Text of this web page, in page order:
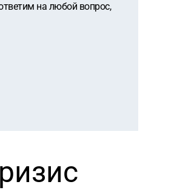
на любой вопрос,